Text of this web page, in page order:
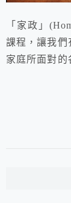
「家政」
課程，讓我們
家庭所面對的